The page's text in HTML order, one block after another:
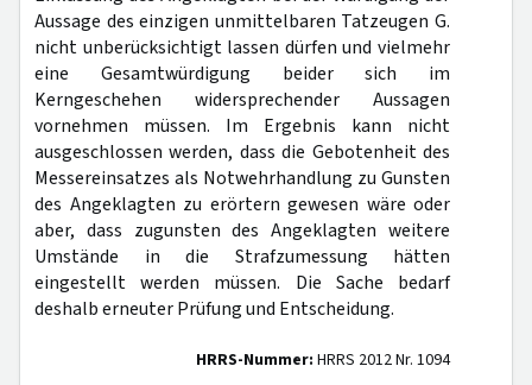
Aussage des einzigen unmittelbaren Tatzeugen G.
nicht unberücksichtigt lassen dürfen und vielmehr
eine Gesamtwürdigung beider sich im
Kerngeschehen widersprechender Aussagen
vornehmen müssen. Im Ergebnis kann nicht
ausgeschlossen werden, dass die Gebotenheit des
Messereinsatzes als Notwehrhandlung zu Gunsten
des Angeklagten zu erörtern gewesen wäre oder
aber, dass zugunsten des Angeklagten weitere
Umstände in die Strafzumessung hätten
eingestellt werden müssen. Die Sache bedarf
deshalb erneuter Prüfung und Entscheidung.
HRRS-Nummer: HRRS 2012 Nr. 1094